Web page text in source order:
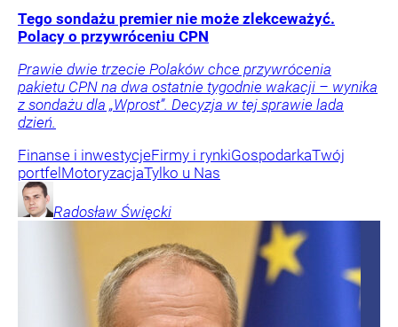
Tego sondażu premier nie może zlekceważyć.
Polacy o przywróceniu CPN
Prawie dwie trzecie Polaków chce przywrócenia
pakietu CPN na dwa ostatnie tygodnie wakacji – wynika
z sondażu dla „Wprost”. Decyzja w tej sprawie lada
dzień.
Finanse i inwestycjeFirmy i rynkiGospodarkaTwój
portfel MotoryzacjaTylko u Nas
Radosław Święcki